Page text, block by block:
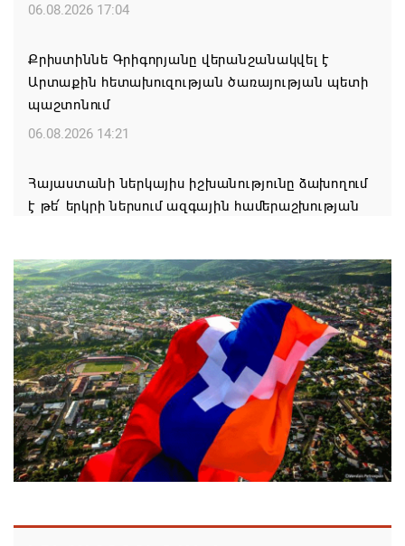
06.08.2026 17:04
Քրիստիննե Գրիգորյանը վերանշանակվել է
Արտաքին հետախուզության ծառայության պետի
պաշտոնում
06.08.2026 14:21
Հայաստանի ներկայիս իշխանությունը ձախողում
է թե՛ երկրի ներսում ազգային համերաշխության
06.08.2026 14:18
Անդրանիկ Սիմոնյանը վերանշանակվել է ԱԱԾ
տնօրեն, իսկ նրա տեղակալ Արամ Հակոբյանն
ազատվել է պաշտոնից
06.08.2026 14:16
Կառավարությունը փոխում է երեք
նախարարությունների անվանումները